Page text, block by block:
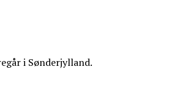
i Sønderjylland.